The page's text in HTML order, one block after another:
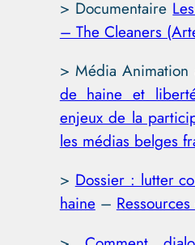
> Documentaire
– The Cleaners
> Média Animation
de haine et
enjeux de la
les médias belges
> Dossier : lutter
haine–